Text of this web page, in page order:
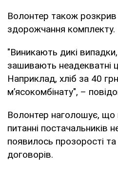
Волонтер також розкрив
здорожчання комплекту.
"Виникають дикі
зашивають неадекватні
Наприклад, хліб за 40
м’ясокомбінату", –
Волонтер наголошує, що
питанні постачальників
появилось прозорості та
договорів.